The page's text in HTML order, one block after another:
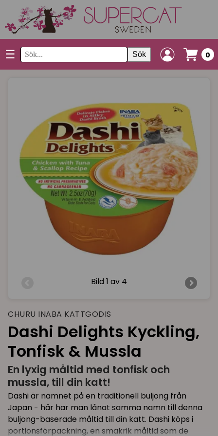
☰ Sök 0
Bild 1 av 4
CHURU INABA KATTGODIS
Dashi Delights Kyckling,
Tonfisk & Mussla
En lyxig måltid med tonfisk och
mussla, till din katt!
Dashi är namnet på en traditionell buljong från
Japan - här har man lånat samma namn till denna
buljong-baserade måltid till din katt. Dashi köps i
portionsförpackning, en smakrik måltid som de